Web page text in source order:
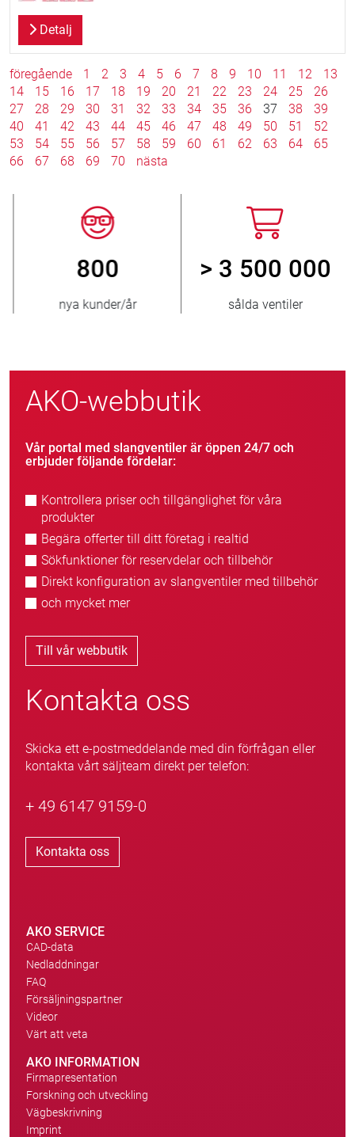
Detalj
föregående 1 2 3 4 5 6 7 8 9 10 11 12
13
14
15 16 17 18 19 20 21 22 23 24 25
26
27
28 29 30 31 32 33 34 35 36 37 38
39
40
41 42 43 44 45 46 47 48 49 50 51
52
53
54 55 56 57 58 59 60 61 62 63 64
65
66
67 68 69 70 nästa
800
nya kunder/år
> 3 500 000
sålda ventiler
AKO-webbutik
Vår portal med slangventiler är öppen 24/7 och
erbjuder följande fördelar:
Kontrollera priser och tillgänglighet för våra
produkter
Begära offerter till ditt företag i realtid
Sökfunktioner för reservdelar och tillbehör
Direkt konfiguration av slangventiler med tillbehör
och mycket mer
Till vår webbutik
Kontakta oss
Skicka ett e-postmeddelande med din förfrågan eller
kontakta vårt säljteam direkt per telefon:
+ 49 6147 9159-0
Kontakta oss
AKO SERVICE
CAD-data
Nedladdningar
FAQ
Försäljningspartner
Videor
Värt att veta
AKO INFORMATION
Firmapresentation
Forskning och utveckling
Vägbeskrivning
Imprint